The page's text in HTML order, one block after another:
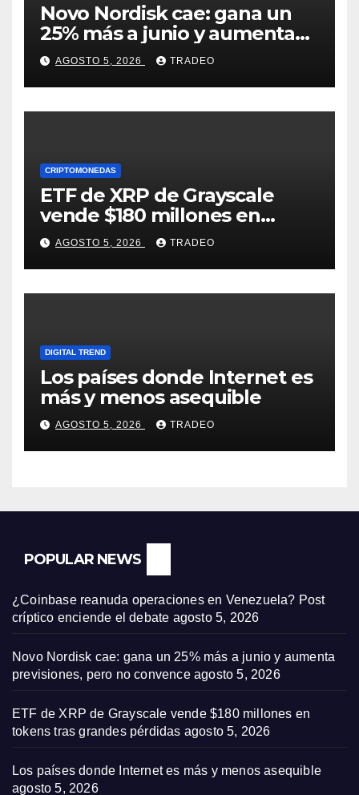
Novo Nordisk cae: gana un
25% más a junio y aumenta
previsiones, pero no
convence
AGOSTO 5, 2026 TRADEO
CRIPTOMONEDAS
ETF de XRP de Grayscale
vende $180 millones en
tokens tras grandes pérdidas
AGOSTO 5, 2026 TRADEO
DIGITAL TREND
Los países donde Internet es
más y menos asequible
AGOSTO 5, 2026 TRADEO
POPULAR NEWS
¿Coinbase reanuda operaciones en Venezuela? Post
críptico enciende el debate agosto 5, 2026
Novo Nordisk cae: gana un 25% más a junio y aumenta
previsiones, pero no convence agosto 5, 2026
ETF de XRP de Grayscale vende $180 millones en
tokens tras grandes pérdidas agosto 5, 2026
Los países donde Internet es más y menos asequible
agosto 5, 2026